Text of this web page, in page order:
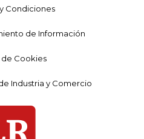
Condiciones
de Información
Cookies
Industria y Comercio